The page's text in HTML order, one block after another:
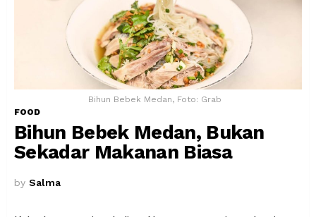
Bihun Bebek Medan, Foto: Grab
FOOD
Bihun Bebek Medan, Bukan
Sekadar Makanan Biasa
by Salma